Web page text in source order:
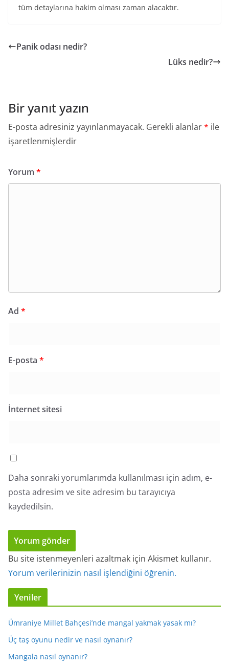
tüm detaylarına hakim olması zaman alacaktır.
Panik odası nedir?
Lüks nedir?
Bir yanıt yazın
E-posta adresiniz yayınlanmayacak. Gerekli alanlar* ile
işaretlenmişlerdir
Yorum *
Ad *
E-posta *
İnternet sitesi
Daha sonraki yorumlarımda kullanılması için adım, e-
posta adresim ve site adresim bu tarayıcıya
kaydedilsin.
Bu site istenmeyenleri azaltmak için Akismet kullanır.
Yorum verilerinizin nasıl işlendiğini öğrenin.
Yeniler
Ümraniye Millet Bahçesi’nde mangal yakmak yasak mı?
Üç taş oyunu nedir ve nasıl oynanır?
Mangala nasıl oynanır?